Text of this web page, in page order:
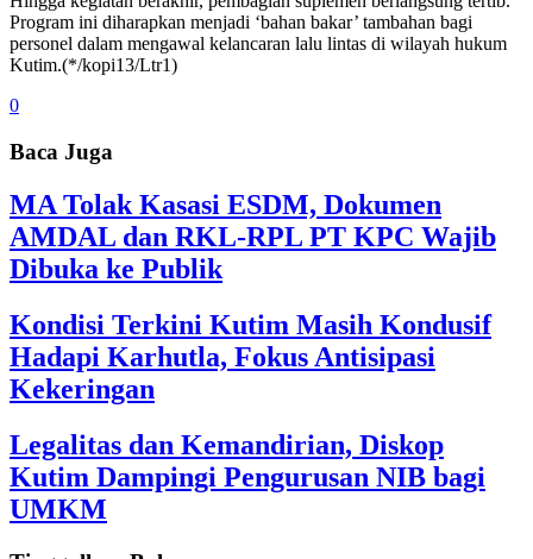
Program ini diharapkan menjadi ‘bahan bakar’ tambahan bagi
personel dalam mengawal kelancaran lalu lintas di wilayah hukum
Kutim.(*/kopi13/Ltr1)
0
Baca Juga
MA Tolak Kasasi ESDM, Dokumen
AMDAL dan RKL-RPL PT KPC Wajib
Dibuka ke Publik
Kondisi Terkini Kutim Masih Kondusif
Hadapi Karhutla, Fokus Antisipasi
Kekeringan
Legalitas dan Kemandirian, Diskop
Kutim Dampingi Pengurusan NIB bagi
UMKM